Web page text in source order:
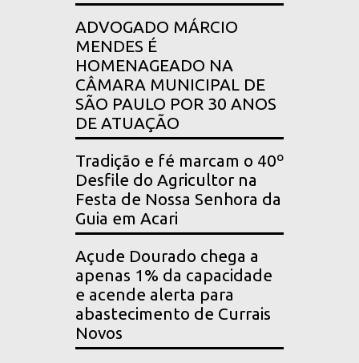
ADVOGADO MÁRCIO
MENDES É
HOMENAGEADO NA
CÂMARA MUNICIPAL DE
SÃO PAULO POR 30 ANOS
DE ATUAÇÃO
Tradição e fé marcam o 40º
Desfile do Agricultor na
Festa de Nossa Senhora da
Guia em Acari
Açude Dourado chega a
apenas 1% da capacidade
e acende alerta para
abastecimento de Currais
Novos